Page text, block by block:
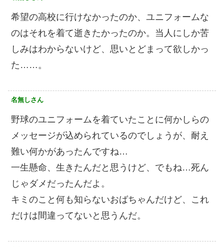
希望の高校に行けなかったのか、ユニフォームな
のはそれを着て逝きたかったのか。当人にしか苦
しみはわからないけど、思いとどまって欲しかっ
た……。
名無しさん
野球のユニフォームを着ていたことに何かしらの
メッセージが込められているのでしょうが、耐え
難い何かがあったんですね…
一生懸命、生きたんだと思うけど、でもね…死ん
じゃダメだったんだよ。
キミのこと何も知らないおばちゃんだけど、これ
だけは間違ってないと思うんだ。